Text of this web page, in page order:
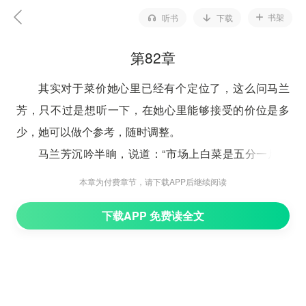
听书 下载 书架
第82章
其实对于菜价她心里已经有个定位了，这么问马兰
芳，只不过是想听一下，在她心里能够接受的价位是多
少，她可以做个参考，随时调整。
马兰芳沉吟半晌，说道：“市场上白菜是五分一斤，
黄瓜西红柿都是六分钱一斤，
过你这菜这么好吃，价格在提个一两分也可以的。”
本章为付费章节，请下载APP后继续阅读
下载APP 免费读全文